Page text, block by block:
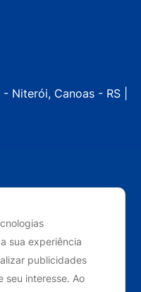
sua experiência
publicidades
seu interesse. Ao
Niterói, Canoas - RS |
Elo Ideias